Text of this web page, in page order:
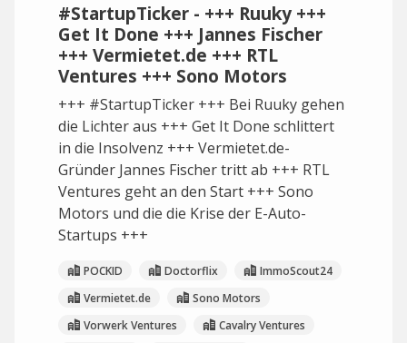
#StartupTicker - +++ Ruuky +++
Get It Done +++ Jannes Fischer
+++ Vermietet.de +++ RTL
Ventures +++ Sono Motors
+++ #StartupTicker +++ Bei Ruuky gehen
die Lichter aus +++ Get It Done schlittert
in die Insolvenz +++ Vermietet.de-
Gründer Jannes Fischer tritt ab +++ RTL
Ventures geht an den Start +++ Sono
Motors und die die Krise der E-Auto-
Startups +++
POCKID Doctorflix
ImmoScout24
Vermietet.de
Sono Motors
Vorwerk Ventures
Cavalry Ventures